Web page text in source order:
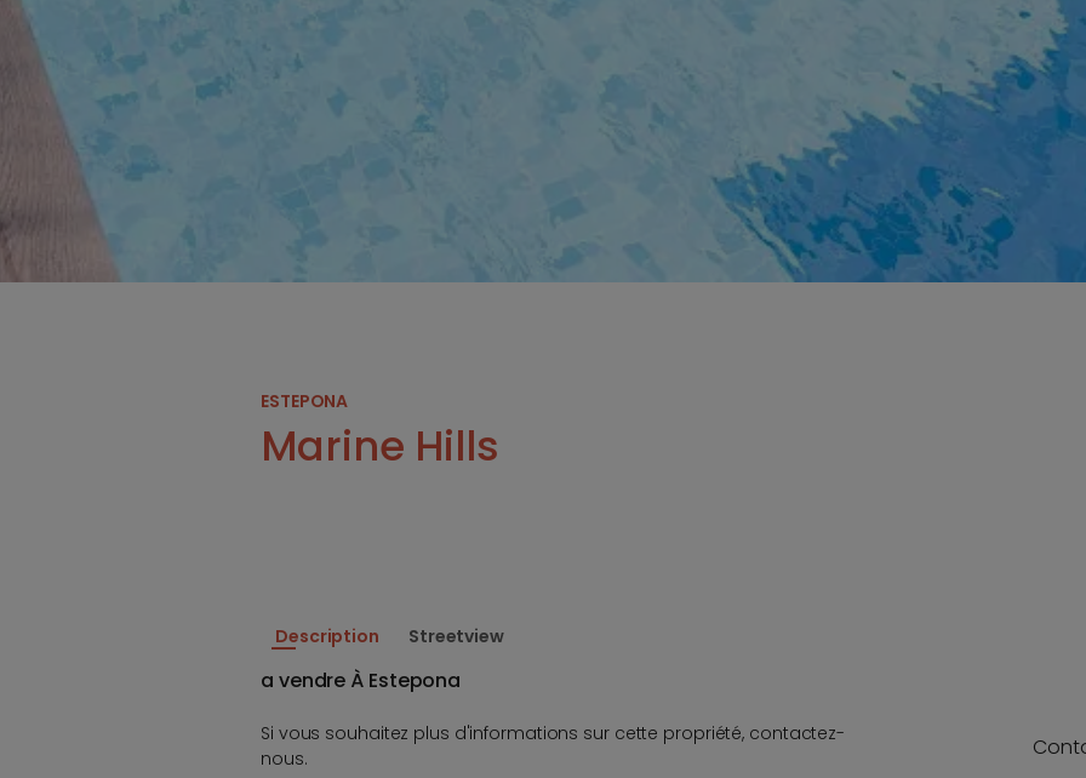
ESTEPONA
Marine Hills
Description Streetview
a vendre À Estepona
Si vous souhaitez plus d'informations sur cette propriété, contactez-
nous.